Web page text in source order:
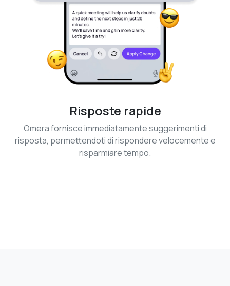
Risposte rapide
Omera fornisce immediatamente suggerimenti di
risposta, permettendoti di rispondere velocemente e
risparmiare tempo.